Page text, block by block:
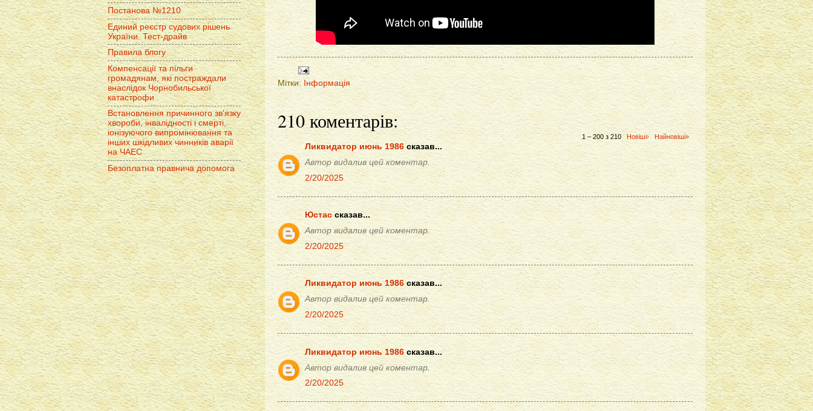
Мітки: Інформація
210 коментарів:
1 – 200 з 210 Новіші› Найновіші»
Ликвидатор июнь 1986 сказав...
Автор видалив цей коментар.
2/20/2025
Юстас сказав...
Автор видалив цей коментар.
2/20/2025
Ликвидатор июнь 1986 сказав...
Автор видалив цей коментар.
2/20/2025
Ликвидатор июнь 1986 сказав...
Автор видалив цей коментар.
2/20/2025
Постанова №1210
Единий реєстр судових рішень
України. Тест-драйв
Правила блогу
Компенсації та пільги
громадянам, які постраждали
внаслідок Чорнобильської
катастрофи
Встановлення причинного зв'язку
хвороби, інвалідності і смерті,
іонізуючого випромінювання та
інших шкідливих чинників аварії
на ЧАЕС
Безоплатна правнича допомога